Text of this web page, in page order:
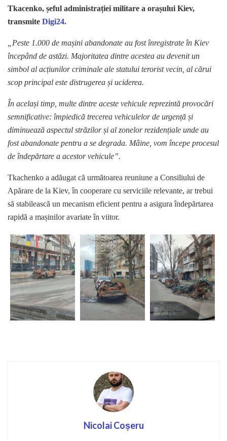
Tkacenko, șeful administrației militare a orașului Kiev,
transmite Digi24.
„Peste 1.000 de mașini abandonate au fost înregistrate în Kiev
începând de astăzi. Majoritatea dintre acestea au devenit un
simbol al acțiunilor criminale ale statului terorist vecin, al cărui
scop principal este distrugerea și uciderea.
În același timp, multe dintre aceste vehicule reprezintă provocări
semnificative: împiedică trecerea vehiculelor de urgență și
diminuează aspectul străzilor și al zonelor rezidențiale unde au
fost abandonate pentru a se degrada. Mâine, vom începe procesul
de îndepărtare a acestor vehicule”.
Tkachenko a adăugat că următoarea reuniune a Consiliului de
Apărare de la Kiev, în cooperare cu serviciile relevante, ar trebui
să stabilească un mecanism eficient pentru a asigura îndepărtarea
rapidă a mașinilor avariate în viitor.
Nicolai Coșeru